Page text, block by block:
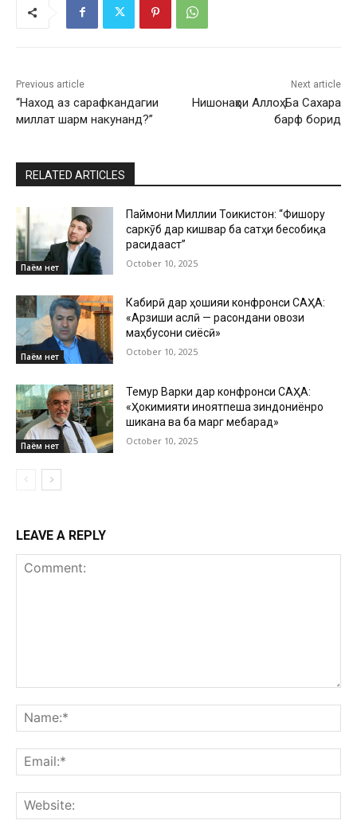
Previous article
“Наход аз сарафкандагии
миллат шарм накунанд?”
Next article
Нишонаҳои Аллоҳ. Ба Сахара
барф борид
RELATED ARTICLES
Паём нет
Паймони Миллии Тоҷикистон: “Фишору
саркӯб дар кишвар ба сатҳи бесобиқа
расидааст”
October 10, 2025
Паём нет
Кабирӣ дар ҳошияи конфронси САҲА:
«Арзиши аслӣ — расондани овози
маҳбусони сиёсӣ»
October 10, 2025
Паём нет
Темур Варки дар конфронси САҲА:
«Ҳокимияти ҷиноятпеша зиндониёнро
шиканҷа ва ба марг мебарад»
October 10, 2025
LEAVE A REPLY